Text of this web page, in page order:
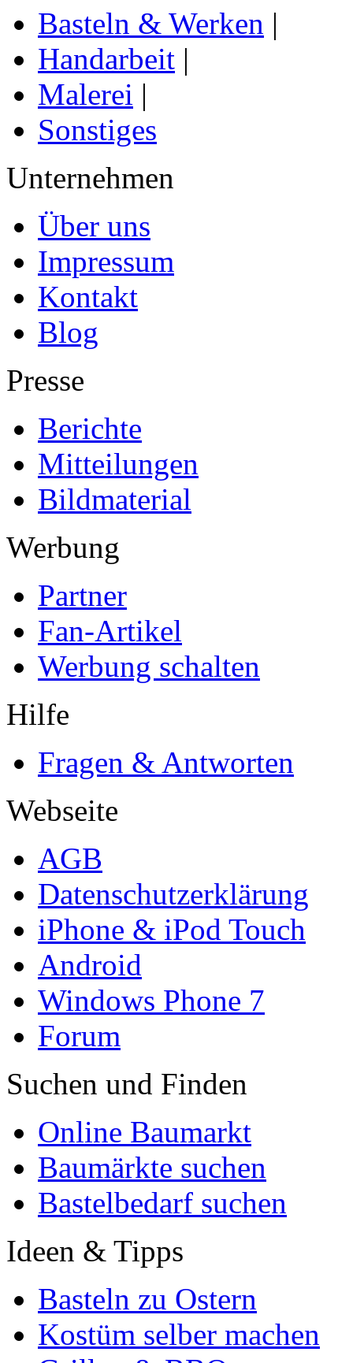
Basteln & Werken |
Handarbeit |
Malerei |
Sonstiges
Unternehmen
Über uns
Impressum
Kontakt
Blog
Presse
Berichte
Mitteilungen
Bildmaterial
Werbung
Partner
Fan-Artikel
Werbung schalten
Hilfe
Fragen & Antworten
Webseite
AGB
Datenschutzerklärung
iPhone & iPod Touch
Android
Windows Phone 7
Forum
Suchen und Finden
Online Baumarkt
Baumärkte suchen
Bastelbedarf suchen
Ideen & Tipps
Basteln zu Ostern
Kostüm selber machen